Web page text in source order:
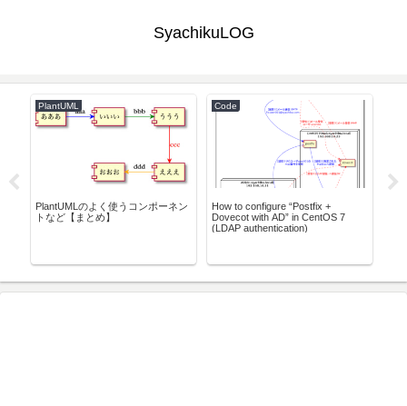
SyachikuLOG
PlantUML
PlantUMLのよく使うコンポーネン
トなど【まとめ】
Code
How to configure “Postfix +
Dovecot with AD” in CentOS 7
(LDAP authentication)